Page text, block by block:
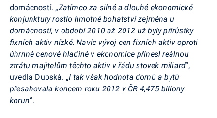
domácností. „Zatímco za silné a dlouhé ekonomické
konjunktury rostlo hmotné bohatství zejména u
domácností, v období 2010 až 2012 už byly přírůstky
fixních aktiv nízké. Navíc vývoj cen fixních aktiv oproti
úhrnné cenové hladině v ekonomice přinesl reálnou
ztrátu majitelům těchto aktiv v řádu stovek miliard“,
uvedla Dubská. „I tak však hodnota domů a bytů
přesahovala koncem roku 2012 v ČR 4,475 biliony
korun“.